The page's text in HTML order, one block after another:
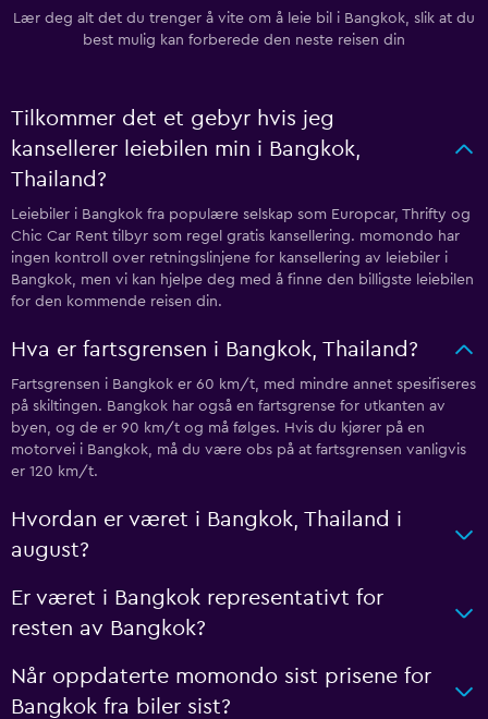
Lær deg alt det du trenger å vite om å leie bil i Bangkok, slik at du
best mulig kan forberede den neste reisen din
Tilkommer det et gebyr hvis jeg
kansellerer leiebilen min i Bangkok,
Thailand?
Leiebiler i Bangkok fra populære selskap som Europcar, Thrifty og
Chic Car Rent tilbyr som regel gratis kansellering. momondo har
ingen kontroll over retningslinjene for kansellering av leiebiler i
Bangkok, men vi kan hjelpe deg med å finne den billigste leiebilen
for den kommende reisen din.
Hva er fartsgrensen i Bangkok, Thailand?
Fartsgrensen i Bangkok er 60 km/t, med mindre annet spesifiseres
på skiltingen. Bangkok har også en fartsgrense for utkanten av
byen, og de er 90 km/t og må følges. Hvis du kjører på en
motorvei i Bangkok, må du være obs på at fartsgrensen vanligvis
er 120 km/t.
Hvordan er været i Bangkok, Thailand i
august?
Er været i Bangkok representativt for
resten av Bangkok?
Når oppdaterte momondo sist prisene for
Bangkok fra biler sist?